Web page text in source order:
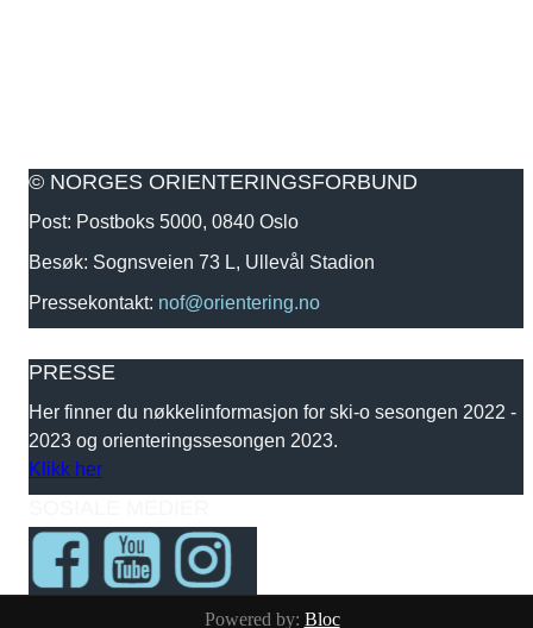
© NORGES ORIENTERINGSFORBUND
Post: Postboks 5000, 0840 Oslo
Besøk: Sognsveien 73 L, Ullevål Stadion
Pressekontakt: nof@orientering.no
PRESSE
Her finner du nøkkelinformasjon for ski-o sesongen 2022 -
2023 og orienteringssesongen 2023.
Klikk her
Powered by: Bloc